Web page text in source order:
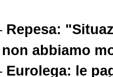
Repesa:
abbiamo
Eurolega: le